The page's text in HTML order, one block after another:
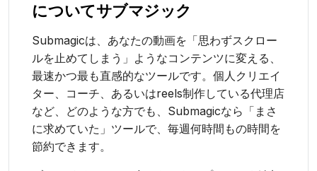
についてサブマジック
Submagicは、あなたの動画を「思わずスクロー
ルを止めてしまう」ようなコンテンツに変える、
最速かつ最も直感的なツールです。個人クリエイ
ター、コーチ、あるいはreels制作している代理店
など、どのような方でも、Submagicなら「まさ
に求めていた」ツールで、毎週何時間もの時間を
節約できます。